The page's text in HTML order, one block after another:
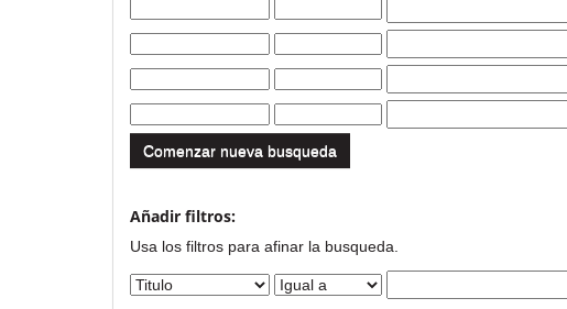
Comenzar nueva busqueda
Añadir filtros:
Usa los filtros para afinar la busqueda.